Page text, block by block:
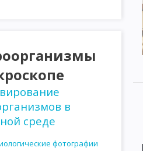
в
среде
фотографии